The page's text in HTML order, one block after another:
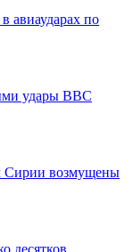
авиаударах по
удары ВВС
Сирии возмущены
десятков